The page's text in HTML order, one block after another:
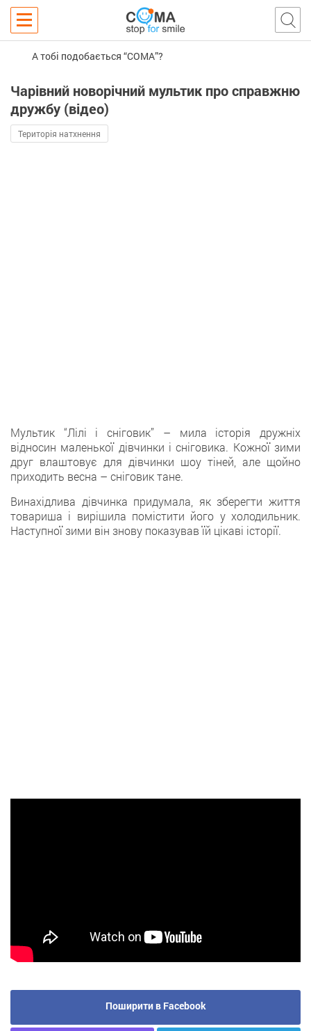
А тобі подобається “COMA”?
Чарівний новорічний мультик про справжню
дружбу (відео)
Територія натхнення
Мультик “Лілі і сніговик” – мила історія дружніх
відносин маленької дівчинки і сніговика. Кожної зими
друг влаштовує для дівчинки шоу тіней, але щойно
приходить весна – сніговик тане.
Винахідлива дівчинка придумала, як зберегти життя
товариша і вирішила помістити його у холодильник.
Наступної зими він знову показував їй цікаві історії.
Поширити в Facebook